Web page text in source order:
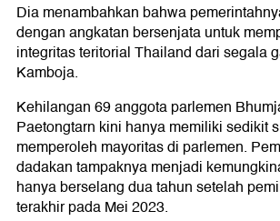
Dia menambahkan bahwa
dengan angkatan bersenjata untuk
integritas teritorial Thailand dari segala
Kamboja.
Kehilangan 69 anggota parlemen
Paetongtarn kini hanya memiliki sedikit
memperoleh mayoritas di parlemen.
dadakan tampaknya menjadi
hanya berselang dua tahun setelah
terakhir pada Mei 2023.